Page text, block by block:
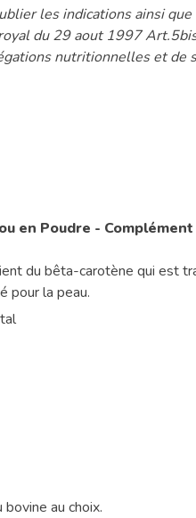
les indications ainsi
du 29 aout 1997
nutritionnelles et de
en Poudre -
du bêta-carotène qui est
pour la peau.
au choix.